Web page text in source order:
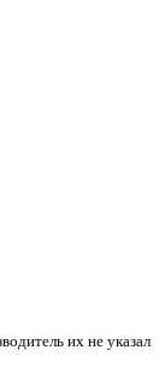
их не указал